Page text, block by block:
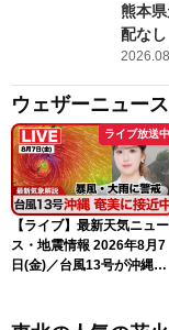
熊本
配なし
ウェザーニュー
ライブ放送中
【ライブ】最新天気ニュー
ス・地震情報 2026年8月7
日(金)／台風13号が沖縄・
ュースLiVEアフタヌーン